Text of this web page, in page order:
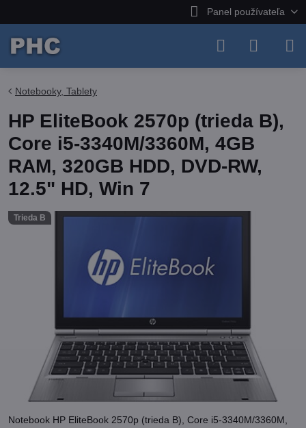
Panel používateľa
Trieda B
Notebooky, Tablety
HP EliteBook 2570p (trieda B),
Core i5-3340M/3360M, 4GB
RAM, 320GB HDD, DVD-RW,
12.5" HD, Win 7
Notebook HP EliteBook 2570p (trieda B), Core i5-3340M/3360M,